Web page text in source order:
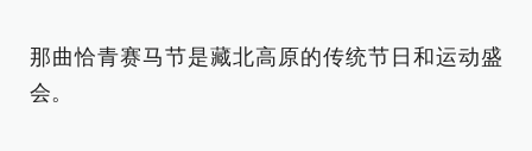
那曲恰青赛马节是藏北高原的传统节日和运动盛
会。